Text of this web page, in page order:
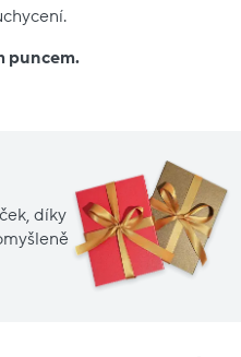
puncem.
díky